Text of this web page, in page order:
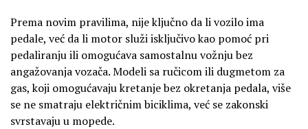
Prema novim pravilima, nije ključno da li vozilo ima
pedale, već da li motor služi isključivo kao pomoć pri
pedaliranju ili omogućava samostalnu vožnju bez
angažovanja vozača. Modeli sa ručicom ili dugmetom za
gas, koji omogućavaju kretanje bez okretanja pedala, više
se ne smatraju električnim biciklima, već se zakonski
svrstavaju u mopede.